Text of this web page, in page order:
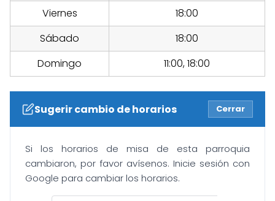
Viernes
18:00
Sábado
18:00
Domingo
11:00, 18:00
Sugerir cambio de horarios Cerrar
Si los horarios de misa de esta parroquia
cambiaron, por favor avísenos. Inicie sesión con
Google para cambiar los horarios.